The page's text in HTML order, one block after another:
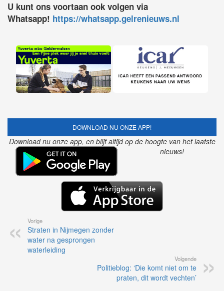
U kunt ons voortaan ook volgen via
Whatsapp! https://whatsapp.gelrenieuws.nl
DOWNLOAD NU ONZE APP!
Download nu onze app, en blijf altijd op de hoogte van het laatste
nieuws!
Vorige
Straten in Nijmegen zonder
water na gesprongen
waterleiding
Volgende
Politieblog: ‘Die komt niet om te
praten, dit wordt vechten’